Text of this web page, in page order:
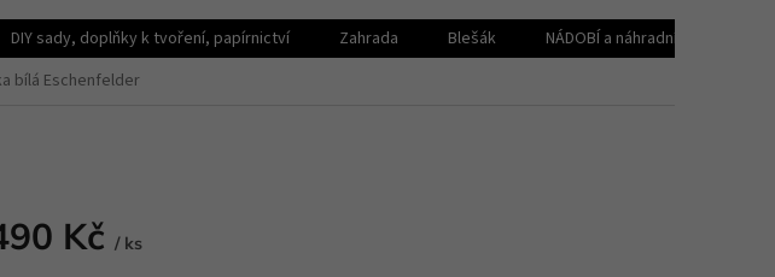
DIY sady, doplňky k tvoření, papírnictví Zahrada Blešák
NÁDOBÍ a náhradní díly KELOmat
bílá Eschenfelder
Kč / ks